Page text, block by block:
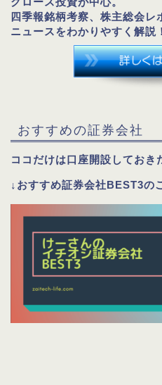
四季報銘柄考察、株主総会レ
ニュースをわかりやすく解説！
おすすめの証券会社
ココだけは口座開設しておき
↓おすすめ証券会社BEST3の